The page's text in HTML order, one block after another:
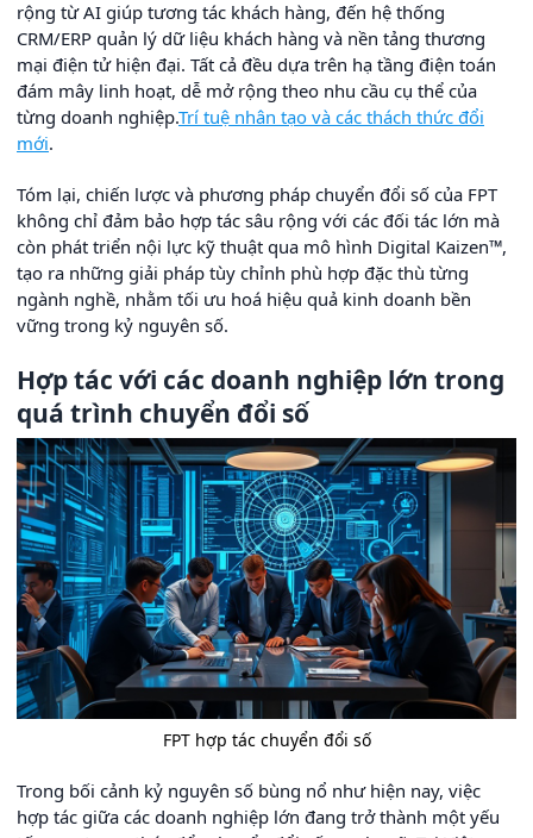
rộng từ AI giúp tương tác khách hàng, đến hệ thống
CRM/ERP quản lý dữ liệu khách hàng và nền tảng thương
mại điện tử hiện đại. Tất cả đều dựa trên hạ tầng điện toán
đám mây linh hoạt, dễ mở rộng theo nhu cầu cụ thể của
từng doanh nghiệp.Trí tuệ nhân tạo và các thách thức đổi
mới.
Tóm lại, chiến lược và phương pháp chuyển đổi số của FPT
không chỉ đảm bảo hợp tác sâu rộng với các đối tác lớn mà
còn phát triển nội lực kỹ thuật qua mô hình Digital Kaizen™,
tạo ra những giải pháp tùy chỉnh phù hợp đặc thù từng
ngành nghề, nhằm tối ưu hoá hiệu quả kinh doanh bền
vững trong kỷ nguyên số.
Hợp tác với các doanh nghiệp lớn trong
quá trình chuyển đổi số
FPT hợp tác chuyển đổi số
Trong bối cảnh kỷ nguyên số bùng nổ như hiện nay, việc
hợp tác giữa các doanh nghiệp lớn đang trở thành một yếu